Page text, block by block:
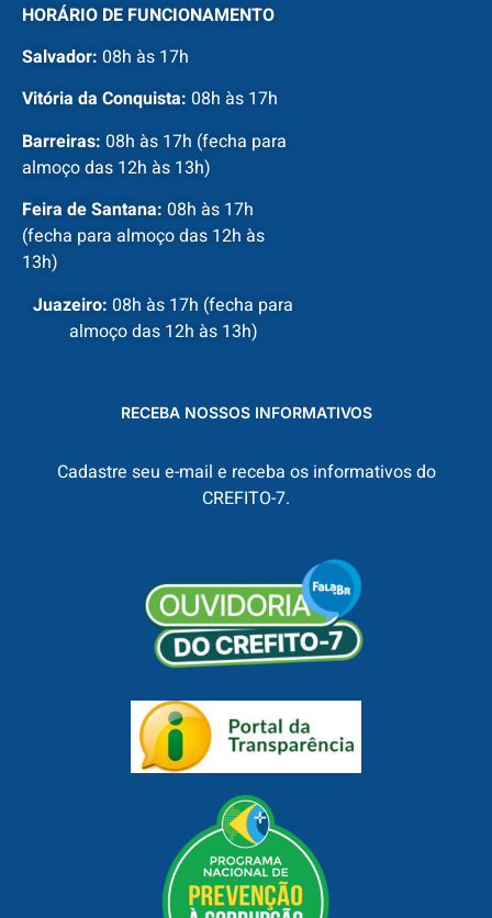
HORÁRIO DE FUNCIONAMENTO
Salvador: 08h às 17h
Vitória da Conquista: 08h às 17h
Barreiras: 08h às 17h (fecha para
almoço das 12h às 13h)
Feira de Santana: 08h às 17h
(fecha para almoço das 12h às
13h)
Juazeiro: 08h às 17h (fecha para
almoço das 12h às 13h)
RECEBA NOSSOS INFORMATIVOS
Cadastre seu e-mail e receba os informativos do
CREFITO-7.